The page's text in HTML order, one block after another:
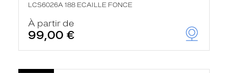
LCS6026A 188 ECAILLE FONCE
À partir de
99,00 €